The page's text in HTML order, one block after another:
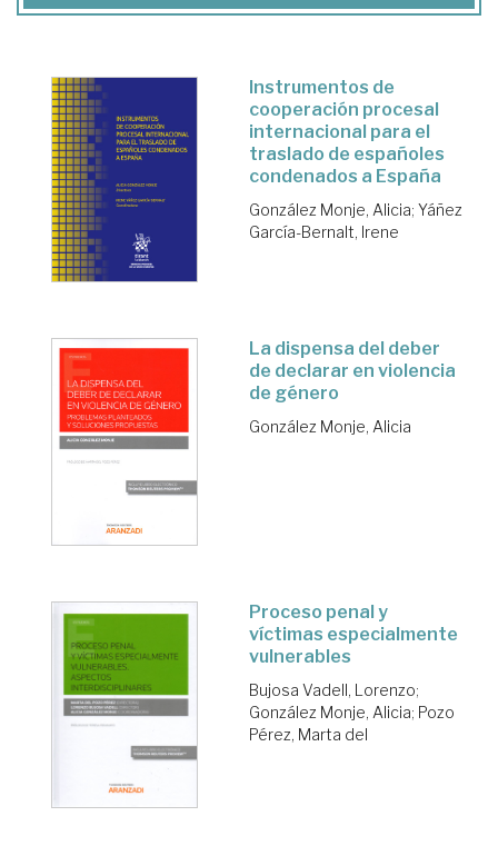
Instrumentos de
cooperación procesal
internacional para el
traslado de españoles
condenados a España
González Monje, Alicia; Yáñez
García-Bernalt, Irene
La dispensa del deber
de declarar en violencia
de género
González Monje, Alicia
Proceso penal y
víctimas especialmente
vulnerables
Bujosa Vadell, Lorenzo;
González Monje, Alicia; Pozo
Pérez, Marta del